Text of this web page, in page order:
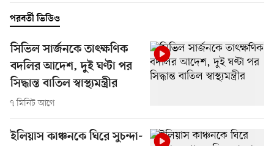
পরবর্তী ভিডিও
সিভিল সার্জনকে তাৎক্ষণিক
বদলির আদেশ, দুই ঘণ্টা পর
সিদ্ধান্ত বাতিল স্বাস্থ্যমন্ত্রীর
৭ মিনিট আগে
ইলিয়াস কাঞ্চনকে ঘিরে সুচন্দা-